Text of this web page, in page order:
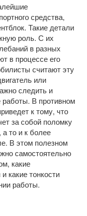
средства,
Такие детали
роль. С их
в разных
в процессе его
считают эту
или
следить и
В противном
к тому, что
за собой поломку
то и к более
В этом полезном
самостоятельно
какие
какие тонкости
работы.